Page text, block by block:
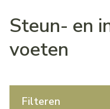
Steun- en
voeten
Filteren